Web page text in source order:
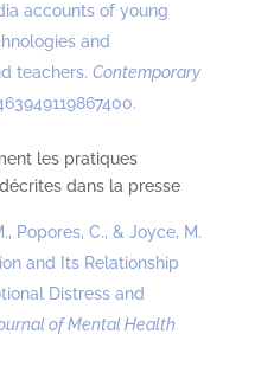
accounts of young
and
teachers. Contemporary
les pratiques
dans la presse
Popores, C., & Joyce, M.
and Its Relationship
Distress and
of Mental Health